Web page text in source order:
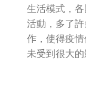
生活模式，
活動，多了
作，使得疫
未受到很大